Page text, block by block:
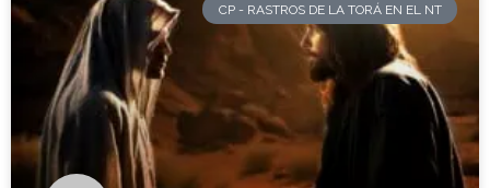
CP - RASTROS DE LA TORÁ EN EL NT